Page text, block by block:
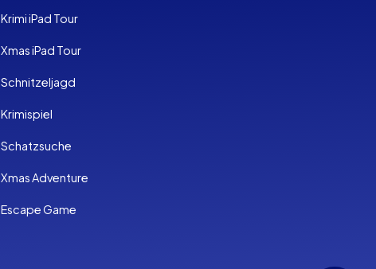
Krimi iPad Tour
Xmas iPad Tour
Schnitzeljagd
Krimispiel
Schatzsuche
Xmas Adventure
Escape Game